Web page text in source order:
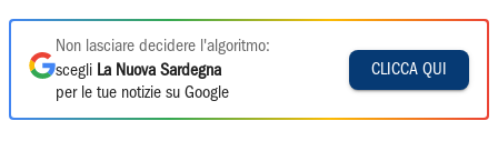
Non lasciare decidere l'algoritmo:
scegli La Nuova Sardegna
per le tue notizie su Google
CLICCA QUI